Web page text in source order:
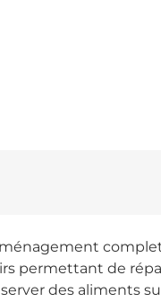
permettant de
des aliments